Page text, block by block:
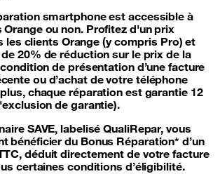
smartphoneest accessible à
ou non. Profitez d'un prix
les clients Orange (y compris Pro) et
20% de réduction sur le prix de la
de présentation d’une facture
ou d’achat de votre téléphone
chaque réparation est garantie 12
de garantie).
SAVE, labelisé QualiRepar, vous
bénéficier du Bonus Réparation* d’un
déduit directement de votre facture
certaines conditions d’éligibilité.